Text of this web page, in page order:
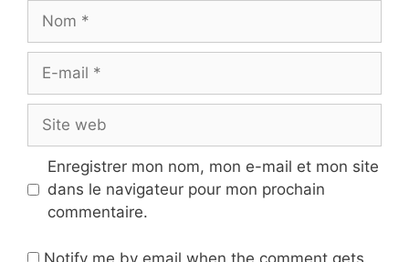
Nom
Site
web
Enregistrer mon nom, mon e-mail et mon site
dans le navigateur pour mon prochain
commentaire.
Notify me by email when the comment gets